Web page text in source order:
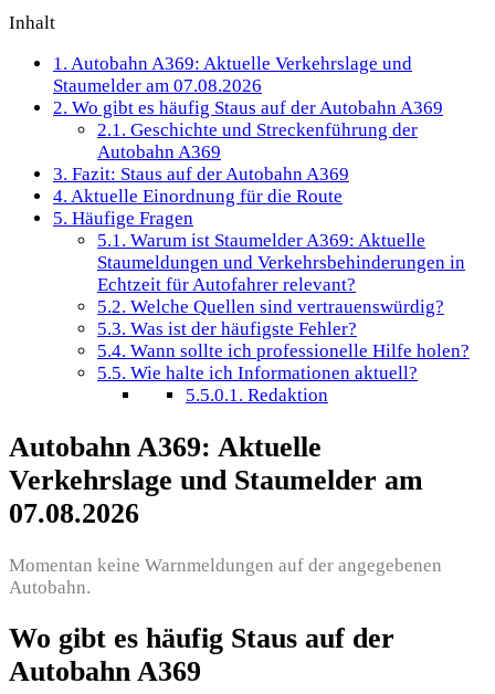
Inhalt
1. Autobahn A369: Aktuelle Verkehrslage und
Staumelder am 07.08.2026
2. Wo gibt es häufig Staus auf der Autobahn A369
2.1. Geschichte und Streckenführung der
Autobahn A369
3. Fazit: Staus auf der Autobahn A369
4. Aktuelle Einordnung für die Route
5. Häufige Fragen
5.1. Warum ist Staumelder A369: Aktuelle
Staumeldungen und Verkehrsbehinderungen in
Echtzeit für Autofahrer relevant?
5.2. Welche Quellen sind vertrauenswürdig?
5.3. Was ist der häufigste Fehler?
5.4. Wann sollte ich professionelle Hilfe holen?
5.5. Wie halte ich Informationen aktuell?
5.5.0.1. Redaktion
Autobahn A369: Aktuelle
Verkehrslage und Staumelder am
07.08.2026
Momentan keine Warnmeldungen auf der angegebenen
Autobahn.
Wo gibt es häufig Staus auf der
Autobahn A369